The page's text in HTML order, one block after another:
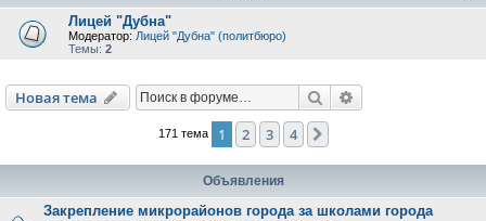
Лицей "Дубна"
Модератор: Лицей "Дубна" (политбюро)
Темы: 2
Новая тема Поиск
171 тема 1 2 3 4
Объявления
Закрепление микрорайонов города за школами города